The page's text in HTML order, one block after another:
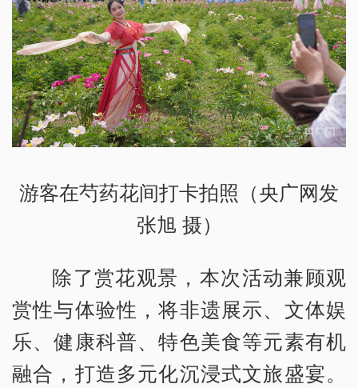
游客在芍药花间打卡拍照（央广网发
张旭 摄）
除了赏花观景，本次活动兼顾观
赏性与体验性，将非遗展示、文体娱
乐、健康科普、特色美食等元素有机
融合，打造多元化沉浸式文旅盛宴。